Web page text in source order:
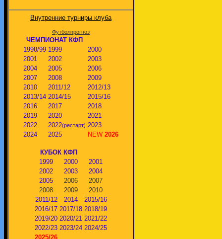
Внутренние турниры клуба
Футболпрогноз
ЧЕМПИОНАТ КФП
1998/99 1999
2000
2001
2002
2003
2004
2005
2006
2007
2008
2009
2010
2011/12
2012/13
2013/14 2014/15
2015/16
2016
2017
2018
2019
2020
2021
2022
2022(рестарт) 2023
2024
2025 NEW 2026
КУБОК КФП
1999
2000
2001
2002
2003
2004
2005
2006
2007
2008
2009
2010
2011/12
2014
2015/16
2016/17 2017/18 2018/19
2019/20 2020/21 2021/22
2022/23 2023/24 2024/25
2025/26